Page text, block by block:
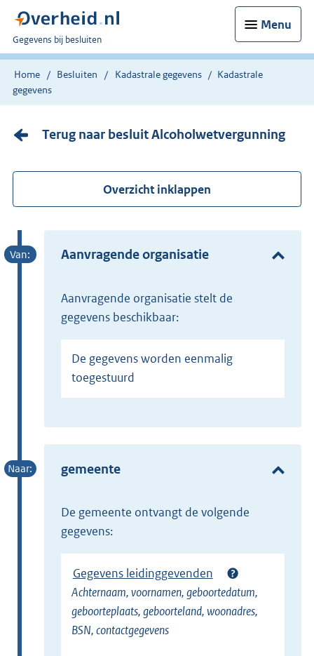
Menu
U
bent
nu
Gegevens bij besluiten
Home Besluiten Kadastrale gegevens
Kadastrale
gegevens
Terug naar besluit Alcoholwetvergunning
Overzicht inklappen
Aanvragende organisatie
Aanvragende organisatie stelt de
gegevens beschikbaar:
De gegevens worden eenmalig
toegestuurd
gemeente
de gemeente ontvangt de volgende
gegevens:
Gegevens leidinggevenden
Achternaam, voornamen, geboortedatum,
geboorteplaats, geboorteland, woonadres,
BSN, contactgegevens